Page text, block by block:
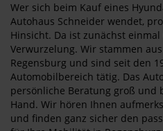
Wer sich beim Kauf eines
Autohaus Schneider wendet,
Hinsicht. Da ist zunächst
Verwurzelung. Wir stammen
Regensburg und sind seit den
Automobilbereich tätig. Das
persönliche Beratung groß
Hand. Wir hören Ihnen
und finden ganz sicher den